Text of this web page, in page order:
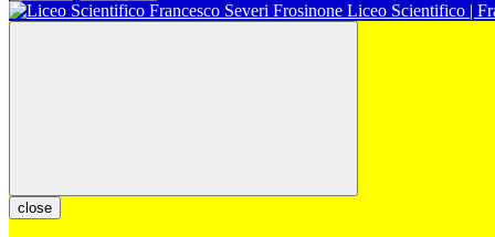
Liceo Scientifico |
close